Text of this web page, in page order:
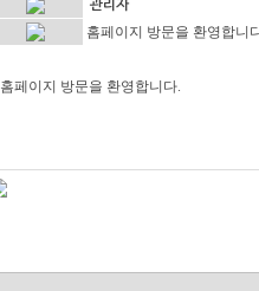
관리자
홈페이지 방문을 환영합니
홈페이지 방문을 환영합니다.